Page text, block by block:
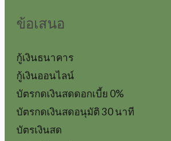
ข้อเสนอ
กู้เงินธนาคาร
กู้เงินออนไลน์
บัตรกดเงินสดดอกเบี้ย 0%
บัตรกดเงินสดอนุมัติ 30 นาที
บัตรเงินสด